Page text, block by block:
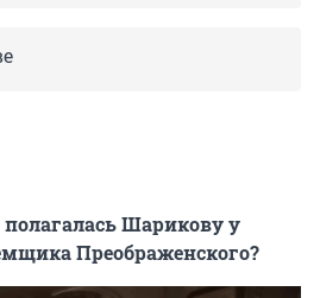
Шарикову у
Преображенского?